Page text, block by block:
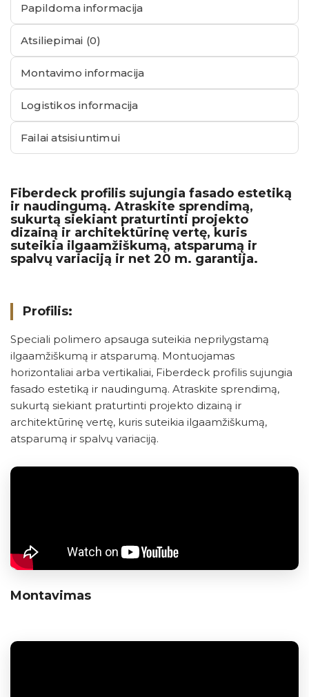
Papildoma informacija
Atsiliepimai (0)
Montavimo informacija
Logistikos informacija
Failai atsisiuntimui
Fiberdeck profilis sujungia fasado estetiką
ir naudingumą. Atraskite sprendimą,
sukurtą siekiant praturtinti projekto
dizainą ir architektūrinę vertę, kuris
suteikia ilgaamžiškumą, atsparumą ir
spalvų variaciją ir net 20 m. garantija.
Profilis:
Speciali polimero apsauga suteikia neprilygstamą
ilgaamžiškumą ir atsparumą. Montuojamas
horizontaliai arba vertikaliai, Fiberdeck profilis sujungia
fasado estetiką ir naudingumą. Atraskite sprendimą,
sukurtą siekiant praturtinti projekto dizainą ir
architektūrinę vertę, kuris suteikia ilgaamžiškumą,
atsparumą ir spalvų variaciją.
Montavimas